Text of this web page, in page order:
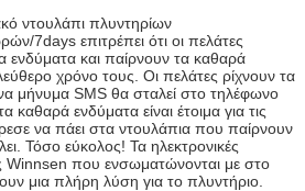
ντουλάπι πλυντηρίων
7days επιτρέπει ότι οι πελάτες
ενδύματα και παίρνουν τα καθαρά
χρόνο τους. Οι πελάτες ρίχνουν τα
μήνυμα SMS θα σταλεί στο τηλέφωνο
ενδύματα είναι έτοιμα για τις
να πάει στα ντουλάπια που παίρνουν
Τόσο εύκολος! Τα ηλεκτρονικές
Winnsen που ενσωματώνονται με στο
μια πλήρη λύση για το πλυντήριο.